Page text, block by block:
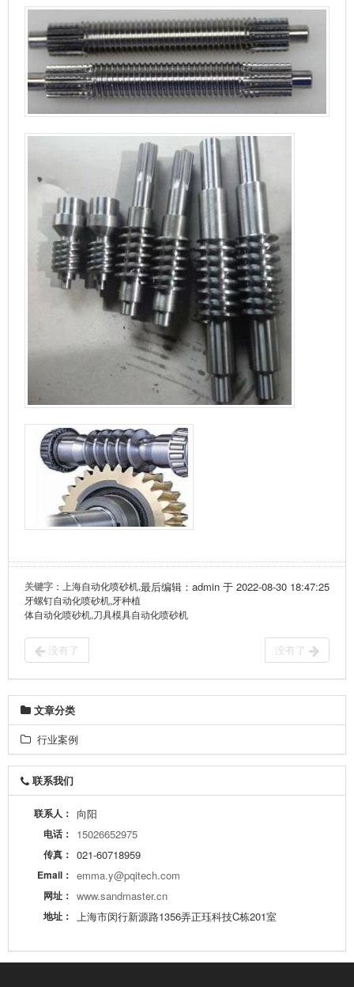
最后编辑：admin 于 2022-08-30 18:47:25
关键字 ：上海自动化喷砂机,
牙螺钉自动化喷砂机,牙种植
体自动化喷砂机,刀具模具自动化喷砂机
没有了 没有了
文章分类
行业案例
联系我们
联系人： 向阳
电话： 15026652975
传真： 021-60718959
Email： emma.y@pqitech.com
网址： www.sandmaster.cn
地址： 上海市闵行新源路1356弄正珏科技C栋201室